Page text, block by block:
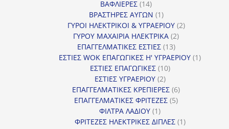
ΒΑΦΛΙΕΡΕΣ 1414
προϊόντα
ΒΡΑΣΤΗΡΕΣ ΑΥΓΩΝ 11
προϊόν
ΓΥΡΟΙ ΗΛΕΚΤΡΙΚΟΙ & ΥΓΡΑΕΡΙΟΥ 22
ΓΥΡΟΥ ΜΑΧΑΙΡΙΑ ΗΛΕΚΤΡΙΚΑ 22
ΕΠΑΓΓΕΛΜΑΤΙΚΕΣ ΕΣΤΙΕΣ 1313
προϊόντα
ΕΣΤΙΕΣ WOK ΕΠΑΓΩΓΙΚΕΣ Η' ΥΓΡΑΕΡΙΟΥ 11
ΕΣΤΙΕΣ ΕΠΑΓΩΓΙΚΕΣ 1010
ΕΣΤΙΕΣ ΥΓΡΑΕΡΙΟΥ 22
προϊόντα
ΕΠΑΓΓΕΛΜΑΤΙΚΕΣ ΚΡΕΠΙΕΡΕΣ 66
προϊόντα
ΕΠΑΓΓΕΛΜΑΤΙΚΕΣ ΦΡΙΤΕΖΕΣ 55
ΦΙΛΤΡΑ ΛΑΔΙΟΥ 11
προϊόν
ΦΡΙΤΕΖΕΣ ΗΛΕΚΤΡΙΚΕΣ ΔΙΠΛΕΣ 11